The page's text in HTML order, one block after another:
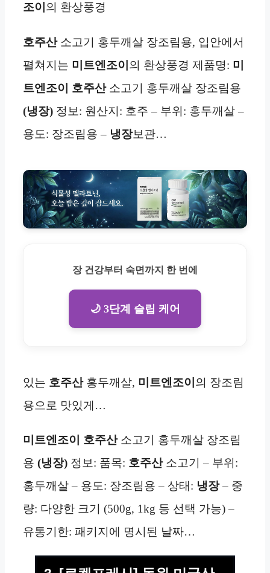
조이 의 환상풍경
호주산소고기 홍두깨살 장조림용, 입안에서
펼쳐지는 미트엔조이 의 환상풍경 제품명: 미
트엔조이 호주산소고기 홍두깨살 장조림용
(냉장) 정보: 원산지: 호주 – 부위: 홍두깨살 –
용도: 장조림용 – 냉장보관…
장 건강부터 숙면까지 한 번에
🌙 3단계 슬립 케어
있는 호주산홍두깨살, 미트엔조이 의 장조림
용으로 맛있게…
미트엔조이 호주산소고기 홍두깨살 장조림
용 (냉장) 정보: 품목: 호주산소고기 – 부위:
홍두깨살 – 용도: 장조림용 – 상태: 냉장– 중
량: 다양한 크기 (500g, 1kg 등 선택 가능) –
유통기한: 패키지에 명시된 날짜…